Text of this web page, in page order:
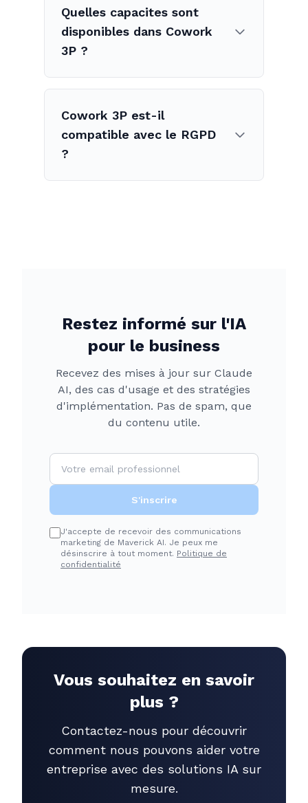
Quelles capacites sont
disponibles dans Cowork
3P ?
Cowork 3P est-il
compatible avec le RGPD
?
Restez informé sur l'IA
pour le business
Recevez des mises à jour sur Claude
AI, des cas d'usage et des stratégies
d'implémentation. Pas de spam, que
du contenu utile.
S'inscrire
J'accepte de recevoir des communications
marketing de Maverick AI. Je peux me
désinscrire à tout moment. Politique de
confidentialité
Vous souhaitez en savoir
plus ?
Contactez-nous pour découvrir
comment nous pouvons aider votre
entreprise avec des solutions IA sur
mesure.